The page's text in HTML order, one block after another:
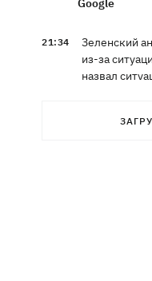
Google
21:34
Зеленский
из-за
назвал
Сборная